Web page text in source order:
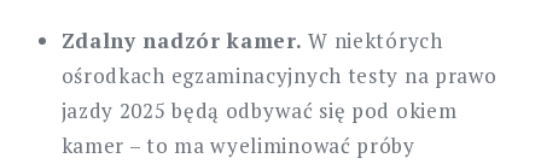
Zdalny nadzór kamer. W niektórych
ośrodkach egzaminacyjnych testy na prawo
jazdy 2025 będą odbywać się pod okiem
kamer – to ma wyeliminować próby